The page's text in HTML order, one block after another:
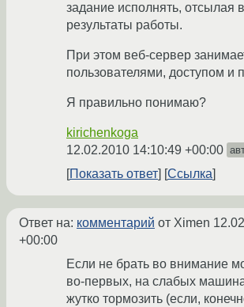
задание исполнять, отсылая
результаты работы.
При этом веб-сервер
пользователями, доступом и
Я правильно понимаю?
kirichenkoga
12.02.2010 14:10:49 +00:00
Показать ответ Ссылка
Ответ на: комментарий от Ximen
+00:00
Если не брать во внимание
во-первых, на слабых
жутко тормозить (если,